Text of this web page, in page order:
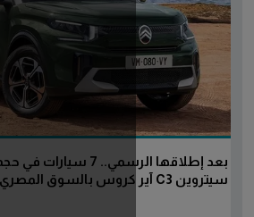
بعد إطلاقها الرسمي.. 7 سيارات في حجم وسعر مقارب لـ